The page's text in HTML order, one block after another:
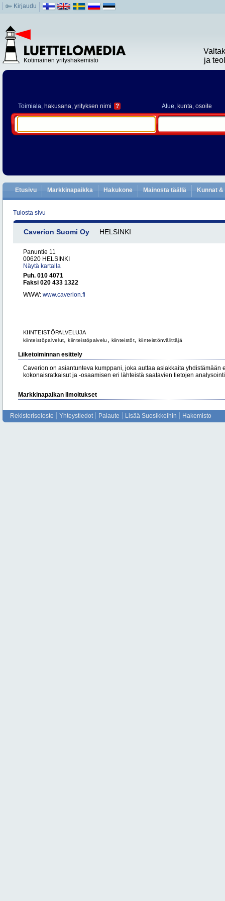
Kirjaudu
Kotimainen yrityshakemisto
ja
Toimiala, hakusana, yrityksen nimi ? Alue, kunta, osoite
Etusivu Markkinapaikka Hakukone Mainosta täällä Kunnat
Tulosta sivu
Caverion Suomi Oy HELSINKI
Panuntie 11
00620 HELSINKI
Näytä kartalla
Puh. 010 4071
Faksi 020 433 1322
WWW: www.caverion.fi
KIINTEISTÖPALVELUJA
kiinteistöpalvelut ,kiinteistöpalvelu kiinteistöt, kiinteistönvälittäjä
Liiketoiminnan esittely
Caverion on asiantunteva kumppani, joka auttaa asiakkaita yhdistämään
kokonaisratkaisut ja -osaamisen eri lähteistä saatavien tietojen
Markkinapaikan ilmoitukset
Rekisteriseloste Yhteystiedot Palaute Lisää Suosikkeihin Hakemisto